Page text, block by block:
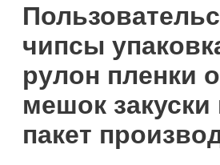
чипсы
рулон пленки
мешок закуски
пакет